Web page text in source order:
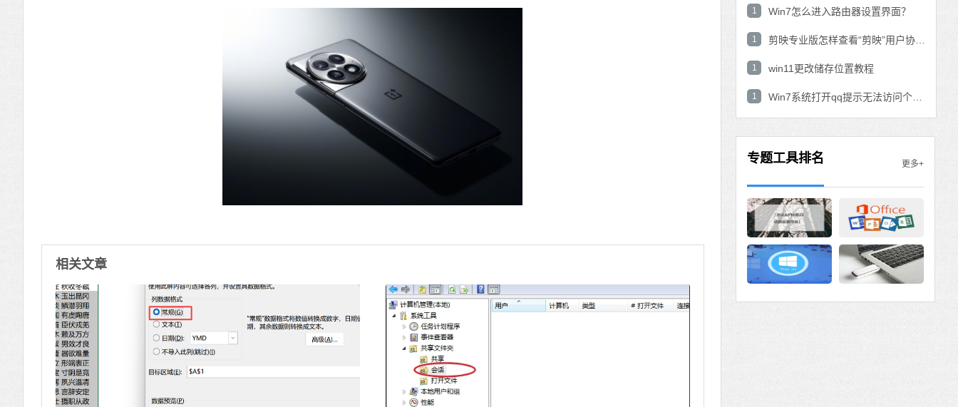
相关文章
1 Win7怎么进入路由器设置界面？
1
1 win11更改储存位置教程
1
专题工具排名 更多+